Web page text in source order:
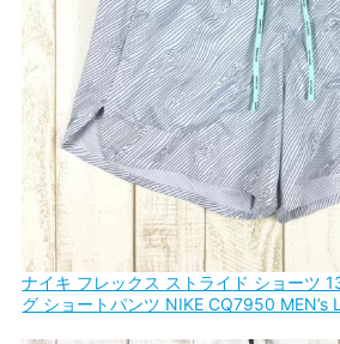
ナイキ フレックス ストライド ショーツ
グ ショートパンツ NIKE CQ7950 MEN’s